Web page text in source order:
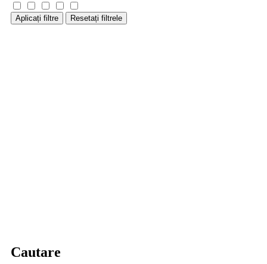
Aplicați filtre Resetați filtrele
Cautare